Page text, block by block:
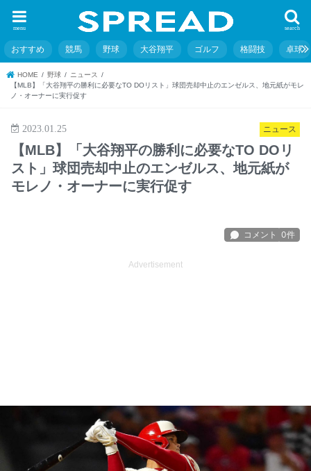
search
menu
おすすめ 競馬 野球 大谷翔平 ゴルフ 格闘技 卓球
HOME 野球
ニュース
【MLB】「大谷翔平の勝利に必要なTO DOリスト」球団売却中止のエンゼルス、地元紙がモレ
ノ・オーナーに実行促す
ニュース
2023.01.25
【MLB】「大谷翔平の勝利に必要なTO DOリ
スト」球団売却中止のエンゼルス、地元紙が
モレノ・オーナーに実行促す
Advertisement